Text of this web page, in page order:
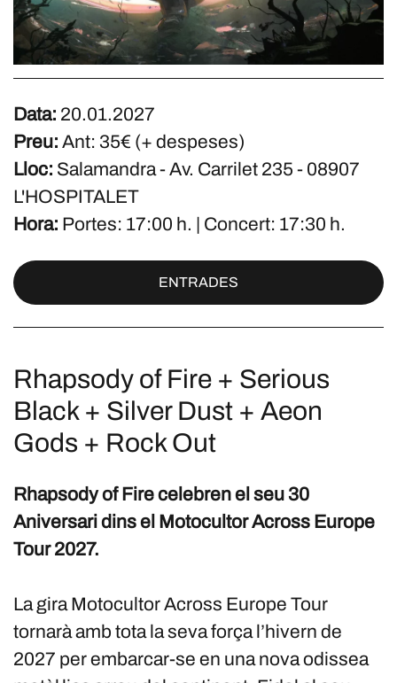
Data: 20.01.2027
Preu: Ant: 35€ (+ despeses)
Lloc: Salamandra - Av. Carrilet 235 - 08907
L'HOSPITALET
Hora: Portes: 17:00 h. | Concert: 17:30 h.
ENTRADES
Rhapsody of Fire + Serious
Black + Silver Dust + Aeon
Gods + Rock Out
Rhapsody of Fire celebren el seu 30
Aniversari dins el Motocultor Across Europe
Tour 2027.
La gira Motocultor Across Europe Tour
tornarà amb tota la seva força l’hivern de
2027 per embarcar-se en una nova odissea